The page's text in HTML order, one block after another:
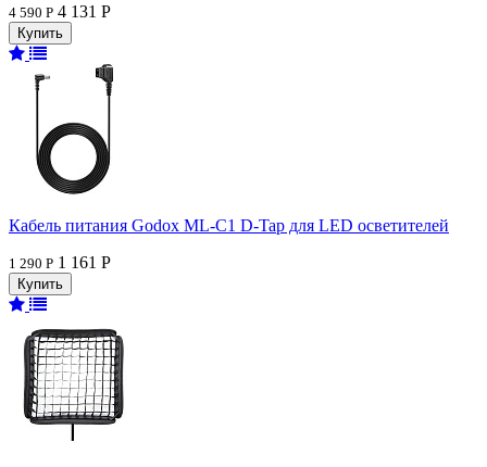
4 590 Р 4 131 Р
Кабель питания Godox ML-C1 D-Tap для LED осветителей
1 290 Р 1 161 Р